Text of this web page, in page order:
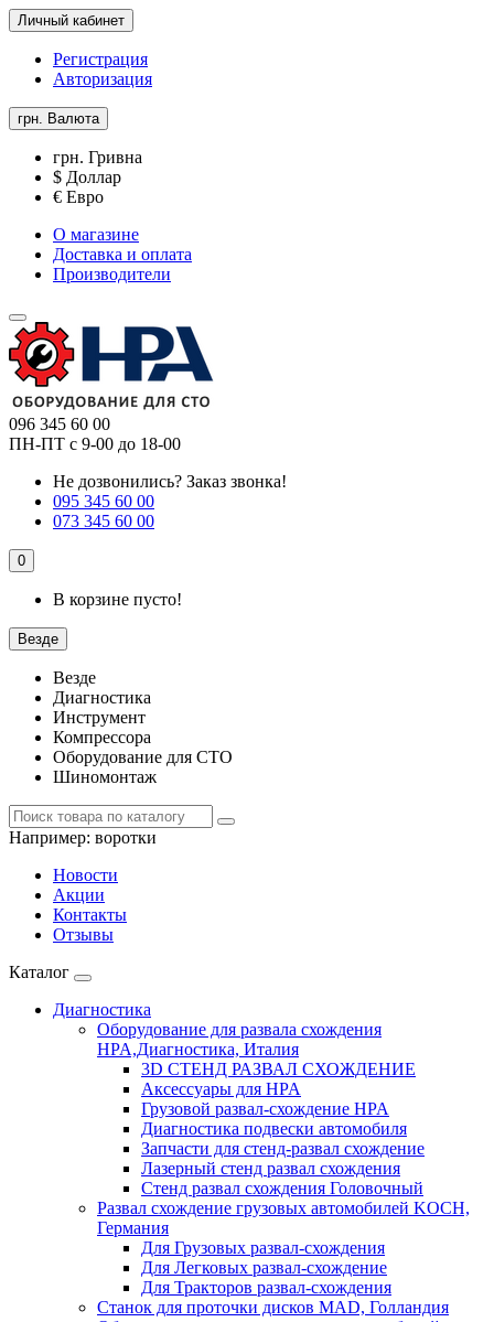
Личный кабинет
Регистрация
Авторизация
грн. Валюта
грн. Гривна
$ Доллар
€ Евро
О магазине
Доставка и оплата
Производители
096 345 60 00
ПН-ПТ с 9-00 до 18-00
Не дозвонились? Заказ звонка!
095 345 60 00
073 345 60 00
0
В корзине пусто!
Везде
Везде
Диагностика
Инструмент
Компрессора
Оборудование для СТО
Шиномонтаж
Например: воротки
Новости
Акции
Контакты
Отзывы
Каталог
Диагностика
Оборудование для развала схождения
HPA,Диагностика, Италия
3D СТЕНД РАЗВАЛ СХОЖДЕНИЕ
Аксессуары для HPA
Грузовой развал-схождение HPA
Диагностика подвески автомобиля
Запчасти для стенд-развал схождение
Лазерный стенд развал схождения
Стенд развал схождения Головочный
Развал схождение грузовых автомобилей KOCH,
Германия
Для Грузовых развал-схождения
Для Легковых развал-схождение
Для Тракторов развал-схождения
Станок для проточки дисков MAD, Голландия